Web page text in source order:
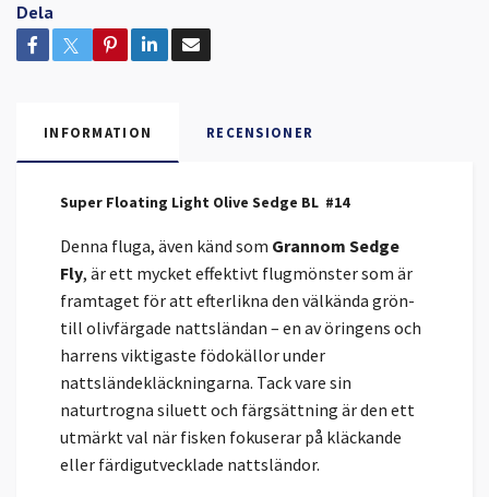
Dela
INFORMATION RECENSIONER
Super Floating Light Olive Sedge BL #14
Denna fluga, även känd som Grannom Sedge
Fly, är ett mycket effektivt flugmönster som är
framtaget för att efterlikna den välkända grön-
till olivfärgade nattsländan – en av öringens och
harrens viktigaste födokällor under
nattsländekläckningarna. Tack vare sin
naturtrogna siluett och färgsättning är den ett
utmärkt val när fisken fokuserar på kläckande
eller färdigutvecklade nattsländor.